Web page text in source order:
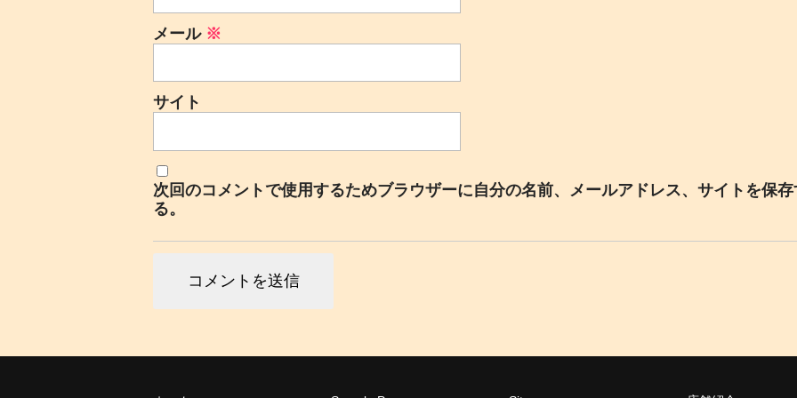
メール ※
サイト
次回のコメントで使用するためブラウザーに自分の名前、メールアドレス、サイトを保存
る。